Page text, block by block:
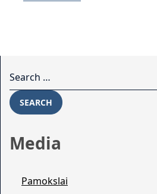
SEARCH
Media
Pamokslai